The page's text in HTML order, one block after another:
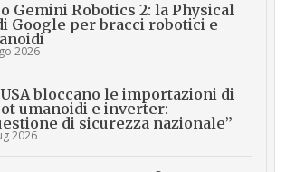
Gemini Robotics 2: la Physical
Google per bracci robotici e
2026
bloccano le importazioni di
umanoidi e inverter:
di sicurezza nazionale”
2026